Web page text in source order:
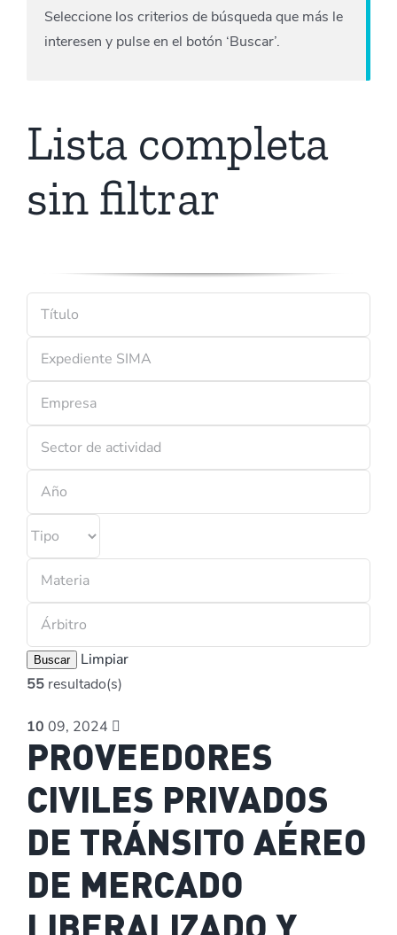
Seleccione los criterios de búsqueda que más le
interesen y pulse en el botón ‘Buscar’.
Lista completa
sin filtrar
Buscar
Limpiar
55 resultado(s)
10 09, 2024
PROVEEDORES
CIVILES PRIVADOS
DE TRÁNSITO AÉREO
DE MERCADO